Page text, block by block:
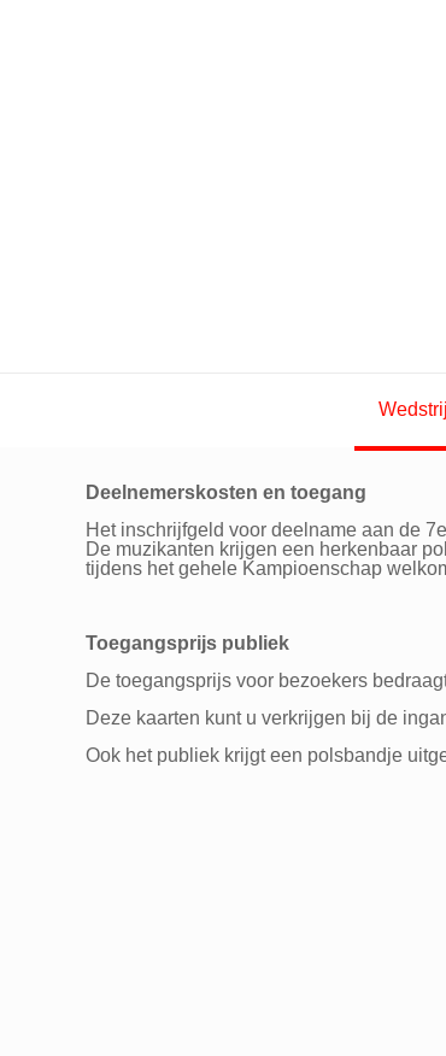
Deelnemerskosten en toegang
Het inschrijfgeld voor deelname aan de
De muzikanten krijgen een herkenbaar
tijdens het gehele Kampioenschap
Toegangsprijs publiek
De toegangsprijs voor bezoekers
Deze kaarten kunt u verkrijgen bij de
Ook het publiek krijgt een polsbandje